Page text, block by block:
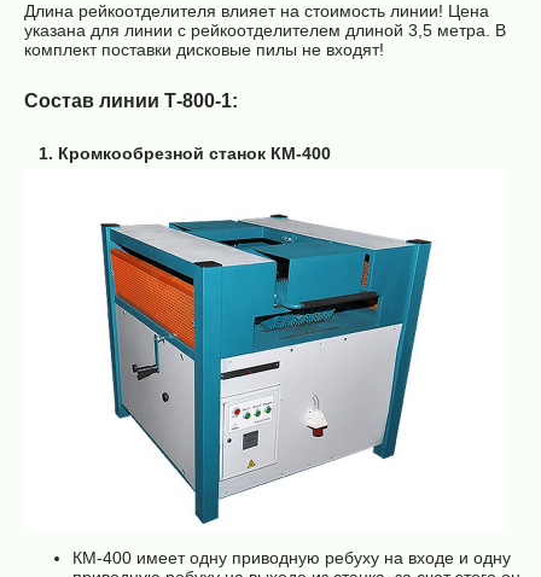
Длина рейкоотделителя влияет на стоимость линии! Цена
указана для линии с рейкоотделителем длиной 3,5 метра. В
комплект поставки дисковые пилы не входят!
Состав линии Т-800-1:
1. Кромкообрезной станок КМ-400
КМ-400 имеет одну приводную ребуху на входе и одну